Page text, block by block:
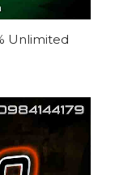
Unlimited